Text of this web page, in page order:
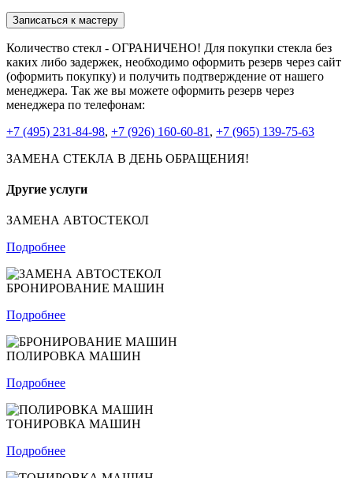
Записаться к мастеру
Количество стекл - ОГРАНИЧЕНО! Для покупки стекла без
каких либо задержек, необходимо оформить резерв через сайт
(оформить покупку) и получить подтверждение от нашего
менеджера. Так же вы можете оформить резерв через
менеджера по телефонам:
+7 (495) 231-84-98, +7 (926) 160-60-81 , +7 (965) 139-75-63
ЗАМЕНА СТЕКЛА В ДЕНЬ ОБРАЩЕНИЯ!
Другие услуги
ЗАМЕНА АВТОСТЕКОЛ
Подробнее
БРОНИРОВАНИЕ МАШИН
Подробнее
ПОЛИРОВКА МАШИН
Подробнее
ТОНИРОВКА МАШИН
Подробнее